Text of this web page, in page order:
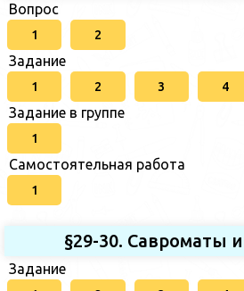
Вопрос
1 2
Задание
1 2 3 4
Задание в группе
1
Самостоятельная работа
1
§29-30. Савроматы
Задание